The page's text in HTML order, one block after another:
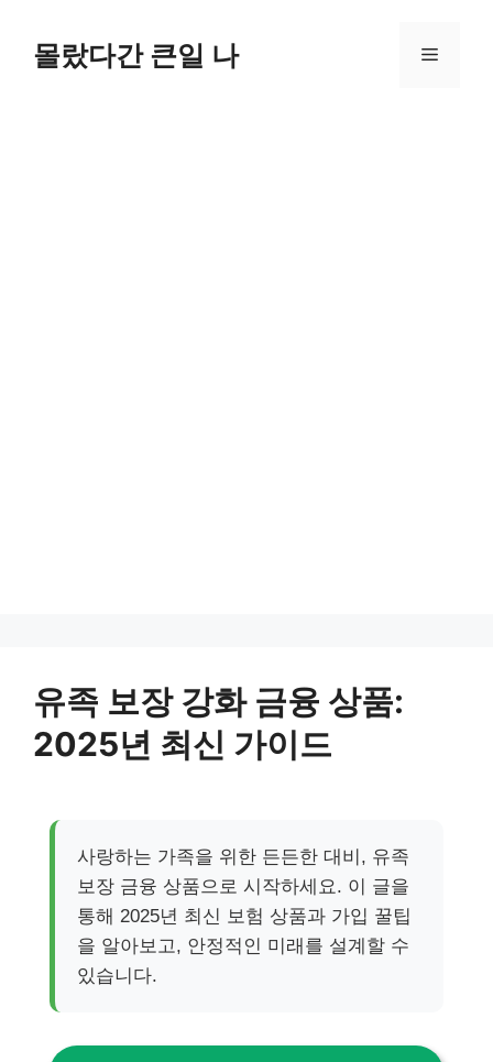
몰랐다간 큰일 나 메
유족 보장 강화 금융 상품:
2025년 최신 가이드
사랑하는 가족을 위한 든든한 대비, 유족
보장 금융 상품으로 시작하세요. 이 글을
통해 2025년 최신 보험 상품과 가입 꿀팁
을 알아보고, 안정적인 미래를 설계할 수
있습니다.